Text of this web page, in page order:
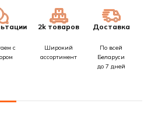
с
2k товаров
Широкий
ассортимент
Доставка
По всей
Беларуси
до 7 дней